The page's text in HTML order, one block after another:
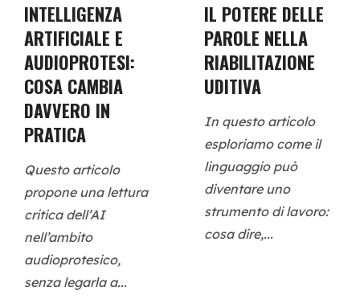
INTELLIGENZA
ARTIFICIALE E
AUDIOPROTESI:
COSA CAMBIA
DAVVERO IN
PRATICA
Questo articolo
propone una lettura
critica dell’AI
nell’ambito
audioprotesico,
senza legarla a...
IL POTERE DELLE
PAROLE NELLA
RIABILITAZIONE
UDITIVA
In questo articolo
esploriamo come il
linguaggio può
diventare uno
strumento di lavoro:
cosa dire,...